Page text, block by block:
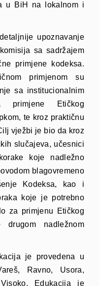
u BiH na lokalnom i
upoznavanje
sa sadržajem
primjene kodeksa.
primjenom su
sa institucionalnim
primjene Etičkog
te kroz praktičnu
vježbi je bio da kroz
slučajeva, učesnici
koje nadležno
blagovremeno
Kodeksa, kao i
koje je potrebno
za primjenu Etičkog
drugom nadležnom
je provedena u
Ravno, Usora,
Edukacija je